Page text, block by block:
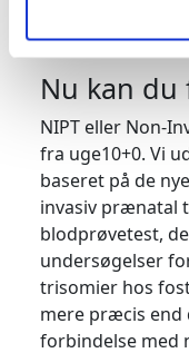
din krop og
slimhinderne.
Nu kan du
NIPT eller Non-
fra uge10+0. Vi
baseret på de
invasiv prænatal
blodprøvetest,
undersøgelser
trisomier hos
mere præcis
forbindelse med